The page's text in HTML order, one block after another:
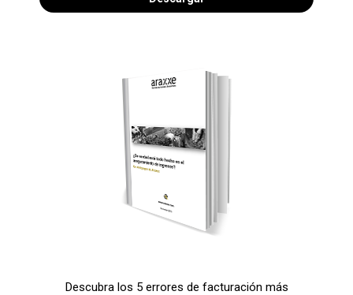
Descubra los 5 errores de facturación más